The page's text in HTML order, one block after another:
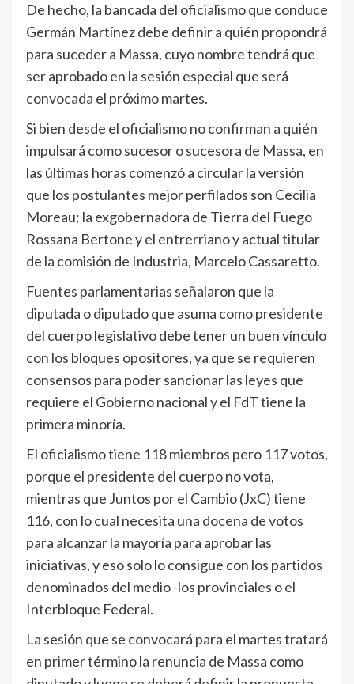
De hecho, la bancada del oficialismo que conduce
Germán Martínez debe definir a quién propondrá
para suceder a Massa, cuyo nombre tendrá que
ser aprobado en la sesión especial que será
convocada el próximo martes.
Si bien desde el oficialismo no confirman a quién
impulsará como sucesor o sucesora de Massa, en
las últimas horas comenzó a circular la versión
que los postulantes mejor perfilados son Cecilia
Moreau; la exgobernadora de Tierra del Fuego
Rossana Bertone y el entrerriano y actual titular
de la comisión de Industria, Marcelo Cassaretto.
Fuentes parlamentarias señalaron que la
diputada o diputado que asuma como presidente
del cuerpo legislativo debe tener un buen vínculo
con los bloques opositores, ya que se requieren
consensos para poder sancionar las leyes que
requiere el Gobierno nacional y el FdT tiene la
primera minoría.
El oficialismo tiene 118 miembros pero 117 votos,
porque el presidente del cuerpo no vota,
mientras que Juntos por el Cambio (JxC) tiene
116, con lo cual necesita una docena de votos
para alcanzar la mayoría para aprobar las
iniciativas, y eso solo lo consigue con los partidos
denominados del medio -los provinciales o el
Interbloque Federal.
La sesión que se convocará para el martes tratará
en primer término la renuncia de Massa como